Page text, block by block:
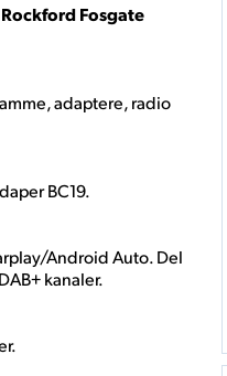
Fosgate
adaptere, radio
BC19.
Android Auto. Del
kanaler.